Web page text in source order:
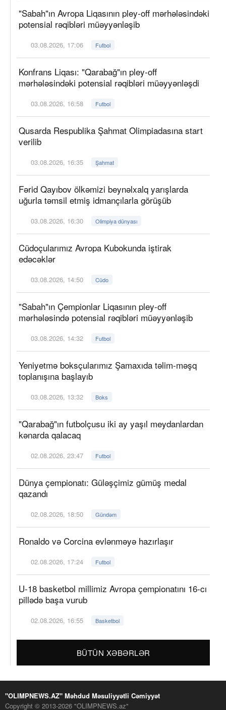
"Sabah"ın Avropa Liqasının pley-off mərhələsindəki
potensial rəqibləri müəyyənləşib
03.08.2026, 17:06 Futbol
Konfrans Liqası: "Qarabağ"ın pley-off
mərhələsindəki potensial rəqibləri müəyyənləşdi
03.08.2026, 16:58 Futbol
Qusarda Respublika Şahmat Olimpiadasına start
verilib
03.08.2026, 16:35 Şahmat
Fərid Qayıbov ölkəmizi beynəlxalq yarışlarda
uğurla təmsil etmiş idmançılarla görüşüb
03.08.2026, 16:30 Olimpiya dünyası
Cüdoçularımız Avropa Kubokunda iştirak
edəcəklər
03.08.2026, 14:50 Cüdo
"Sabah"ın Çempionlar Liqasının pley-off
mərhələsində potensial rəqibləri müəyyənləşib
03.08.2026, 14:32 Futbol
Yeniyetmə boksçularımız Şamaxıda təlim-məşq
toplanışına başlayıb
03.08.2026, 13:32 Boks
"Qarabağ"ın futbolçusu iki ay yaşıl meydanlardan
kənarda qalacaq
02.08.2026, 23:47 Futbol
Dünya çempionatı: Güləşçimiz gümüş medal
qazandı
02.08.2026, 18:50 Gündəm
Ronaldo və Corcina evlənməyə hazırlaşır
02.08.2026, 17:24 Futbol
U-18 basketbol millimiz Avropa çempionatını 16-cı
pillədə başa vurub
02.08.2026, 16:55 Basketbol
BÜTÜN XƏBƏRLƏR
"OLIMPNEWS.AZ" Məhdud Məsuliyyətli Cəmiyyət
Copyright © 2013-2026 "OLIMPNEWS.az"